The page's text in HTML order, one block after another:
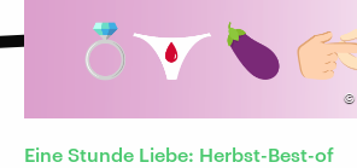
©
Eine Stunde Liebe: Herbst-Best-of